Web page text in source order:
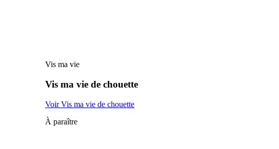
Vis ma vie
Vis ma vie de chouette
Voir Vis ma vie de chouette
À paraître